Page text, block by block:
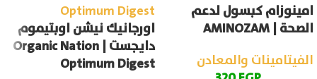
امينوزام كبسول لدعم
الصحة | AMINOZAM
الفيتامينات والمعادن
اورجانيك نيشن اوبتيموم
دايجست | Organic Nation
Optimum Digest